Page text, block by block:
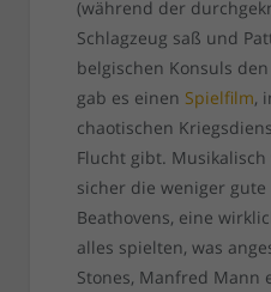
(während der
Schlagzeug saß und
belgischen Konsuls
gab es einen Spielfilm,
chaotischen
Flucht gibt.
sicher die weniger gute
Beathovens, eine
alles spielten, was
Stones, Manfred Mann